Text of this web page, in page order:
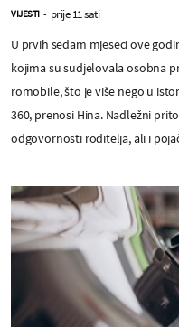
VIJESTI - prije 11 sati
U prvih sedam mjeseci ove
kojima su sudjelovala osobna
romobile, što je više nego u
360, prenosi Hina. Nadležni
odgovornosti roditelja, ali i